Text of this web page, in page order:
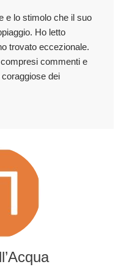
e lo stimolo che il suo
Ho letto
trovato eccezionale.
commenti e
dei